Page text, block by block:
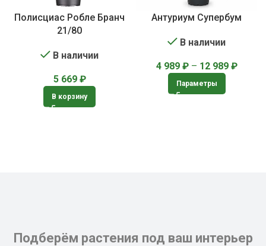
Полисциас Робле Бранч
21/80
В наличии
5 669 ₽
В корзину
Антуриум Супербум
В наличии
4 989 ₽ – 12 989 ₽
Параметры
Подберём растения под ваш интерьер